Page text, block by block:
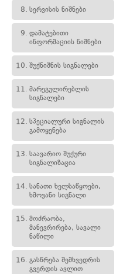
8. სერვისის ნიშნები
9. დამატებითი
ინფორმაციის ნიშნები
10. შუქნიშნის სიგნალები
11. მარეგულირებლის
სიგნალები
12. სპეციალური სიგნალის
გამოყენება
13. საავარიო შუქური
სიგნალიზაცია
14. სანათი ხელსაწყოები,
ხმოვანი სიგნალი
15. მოძრაობა,
მანევრირება, სავალი
ნაწილი
16. გასწრება შემხვედრის
გვერდის ავლით